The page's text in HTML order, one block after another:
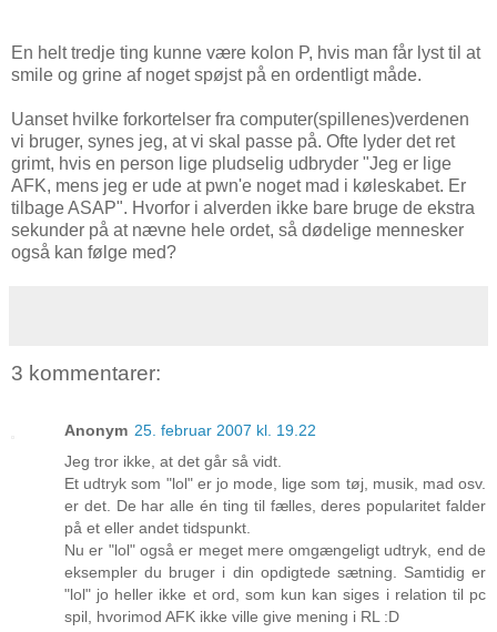
En helt tredje ting kunne være kolon P, hvis man får lyst til at
smile og grine af noget spøjst på en ordentligt måde.
Uanset hvilke forkortelser fra computer(spillenes)verdenen
vi bruger, synes jeg, at vi skal passe på. Ofte lyder det ret
grimt, hvis en person lige pludselig udbryder "Jeg er lige
AFK, mens jeg er ude at pwn'e noget mad i køleskabet. Er
tilbage ASAP". Hvorfor i alverden ikke bare bruge de ekstra
sekunder på at nævne hele ordet, så dødelige mennesker
også kan følge med?
3 kommentarer:
Anonym 25. februar 2007 kl. 19.22
Jeg tror ikke, at det går så vidt.
Et udtryk som "lol" er jo mode, lige som tøj, musik, mad osv.
er det. De har alle én ting til fælles, deres popularitet falder
på et eller andet tidspunkt.
Nu er "lol" også er meget mere omgængeligt udtryk, end de
eksempler du bruger i din opdigtede sætning. Samtidig er
"lol" jo heller ikke et ord, som kun kan siges i relation til pc
spil, hvorimod AFK ikke ville give mening i RL :D